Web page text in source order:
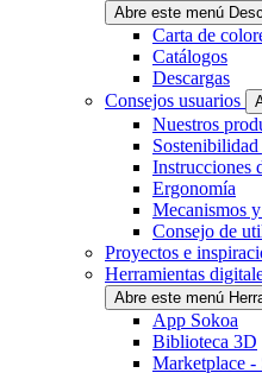
Abre este menú
Carta de
Catálogos
Descargas
Consejos usuarios
Nuestros
Instrucciones
Ergonomía
Mecanismos
Consejo de
Proyectos e
Herramientas
Abre este menú
App Sokoa
Biblioteca 3D
Marketplace -